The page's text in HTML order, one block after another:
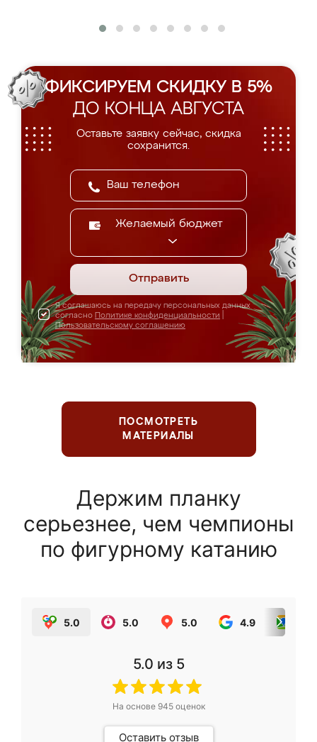
ФИКСИРУЕМ СКИДКУ В 5%
ДО КОНЦА АВГУСТА
Оставьте заявку сейчас, скидка
сохранится.
Желаемый бюджет
Отправить
Я соглашаюсь на передачу персональных данных
согласно Политике конфиденциальности
Пользовательскому соглашению
ПОСМОТРЕТЬ
МАТЕРИАЛЫ
Держим планку
серьезнее, чем чемпионы
по фигурному катанию
5.0 5.0 5.0 4.9
5.0 из 5
На основе 945оценок
Оставить отзыв